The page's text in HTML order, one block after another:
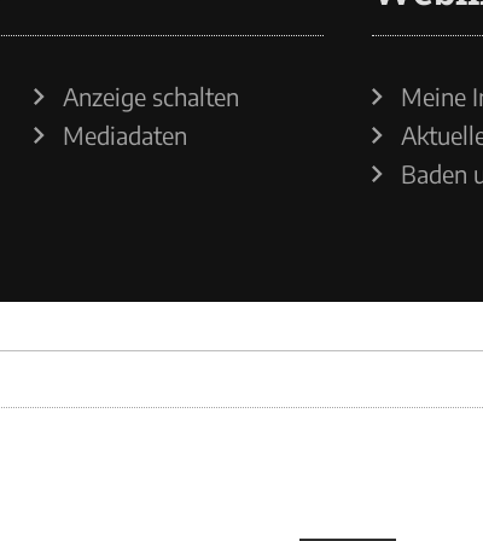
Anzeige schalten
Mediadaten
Meine
Baden